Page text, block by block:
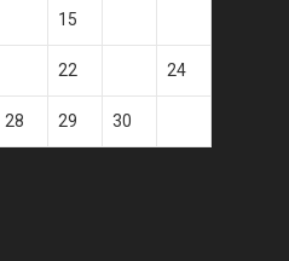
15
22 24
28 29 30